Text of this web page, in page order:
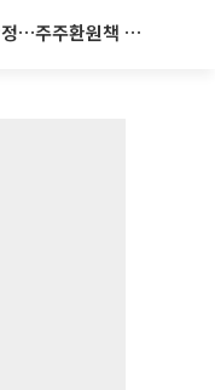
SK하이닉스, 분기배당 375원 확정…주주환원책 9월로 앞당겨 발표